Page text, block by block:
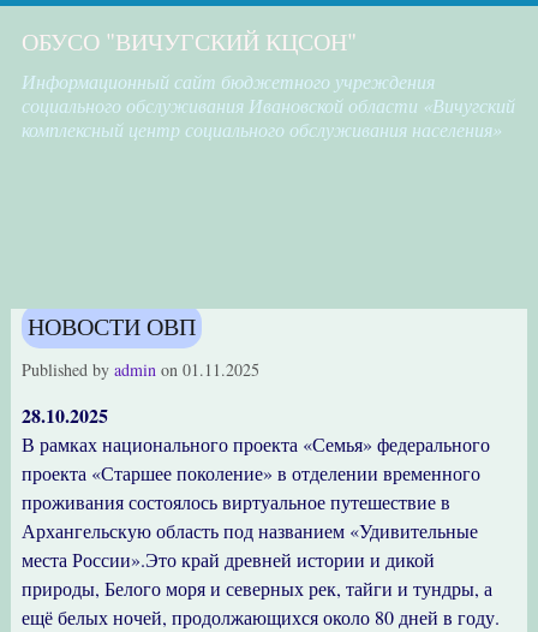
ОБУСО "ВИЧУГСКИЙ КЦСОН"
Информационный сайт бюджетного учреждения
социального обслуживания Ивановской области «Вичугский
комплексный центр социального обслуживания населения»
НОВОСТИ ОВП
Published by adminon 01.11.2025
28.10.2025
В рамках национального проекта «Семья» федерального
проекта «Старшее поколение» в отделении временного
проживания состоялось виртуальное путешествие в
Архангельскую область под названием «Удивительные
места России».Это край древней истории и дикой
природы, Белого моря и северных рек, тайги и тундры, а
ещё белых ночей, продолжающихся около 80 дней в году.